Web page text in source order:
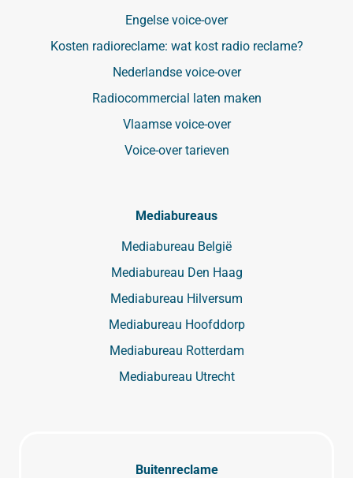
Engelse voice-over
Kosten radioreclame: wat kost radio reclame?
Nederlandse voice-over
Radiocommercial laten maken
Vlaamse voice-over
Voice-over tarieven
Mediabureaus
Mediabureau België
Mediabureau Den Haag
Mediabureau Hilversum
Mediabureau Hoofddorp
Mediabureau Rotterdam
Mediabureau Utrecht
Buitenreclame